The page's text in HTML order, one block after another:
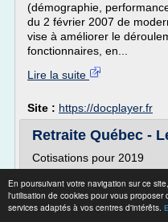
En poursuivant votre navigation sur ce
l'utilisation de cookies pour vous proposer
services adaptés à vos centres d'intérêts.
(démographie,
du 2 février 2007 de
vise à améliorer le
fonctionnaires, en...
Lire la suite
Site : https://docplayer.fr
Retraite Québec -
Cotisations pour 2019
Même si Andrée paie des
41 740 $, la totalité de